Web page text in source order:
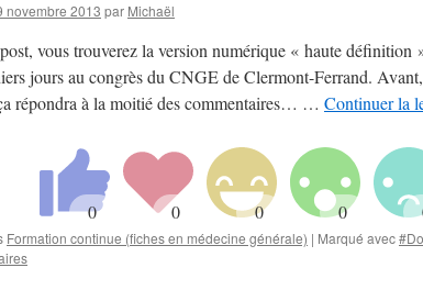
novembre 2013 par Michaël
vous trouverez la version numérique « haute définition
jours au congrès du CNGE de Clermont-Ferrand.
répondra à la moitié des commentaires… … Continuer la
Formation continue (fiches en médecine générale) | Marqué avec